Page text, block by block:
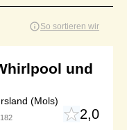
So sortieren wir
und
(Mols)
2,0